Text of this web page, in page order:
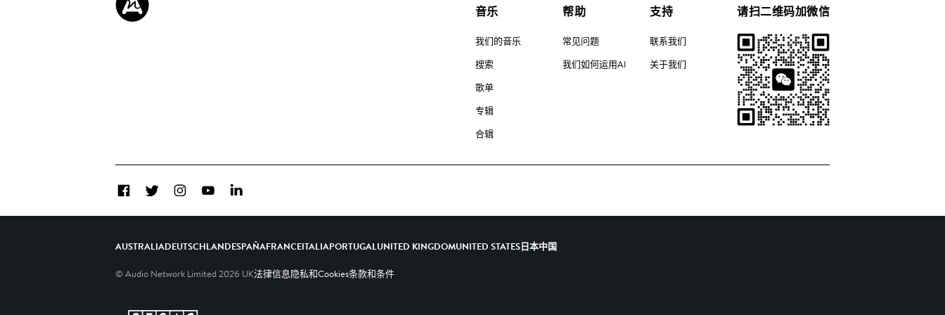
音乐
我们的音乐
搜索
歌单
专辑
合辑
帮助
常见问题
我们如何运用AI
支持
联系我们
关于我们
请扫二维码加微信
FacebookTwitterInstagramYouTubeLinkedIn
AUSTRALIADEUTSCHLANDESPAÑAFRANCEITALIAPORTUGALUNITED KINGDOMUNITED STATES日本中国
© Audio Network Limited 2026 UK法律信息隐私和Cookies条款和条件